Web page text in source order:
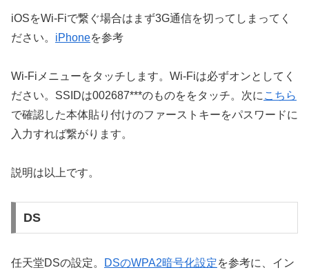
iOSをWi-Fiで繋ぐ場合はまず3G通信を切ってしまってく
ださい。 iPhoneを参考
Wi-Fiメニューをタッチします。Wi-Fiは必ずオンとしてく
ださい。SSIDは002687***のものををタッチ。次に こちら
で確認した本体貼り付けのファーストキーをパスワードに
入力すれば繋がります。
説明は以上です。
DS
任天堂DSの設定。 DSのWPA2暗号化設定を参考に、イン